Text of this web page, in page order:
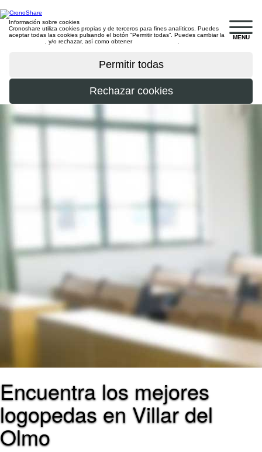
MENU
Información sobre cookies
Cronoshare utiliza cookies propias y de terceros para fines analíticos. Puedes
aceptar todas las cookies pulsando el botón “Permitir todas”. Puedes cambiar la
, y/o rechazar, así como obtener
Encuentra los mejores
logopedas en Villar del
Olmo